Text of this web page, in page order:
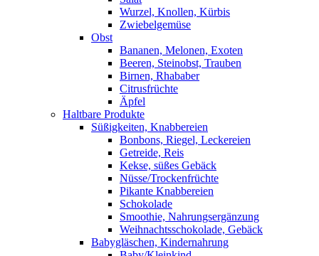
Wurzel, Knollen, Kürbis
Zwiebelgemüse
Obst
Bananen, Melonen, Exoten
Beeren, Steinobst, Trauben
Birnen, Rhababer
Citrusfrüchte
Äpfel
Haltbare Produkte
Süßigkeiten, Knabbereien
Bonbons, Riegel, Leckereien
Getreide, Reis
Kekse, süßes Gebäck
Nüsse/Trockenfrüchte
Pikante Knabbereien
Schokolade
Smoothie, Nahrungsergänzung
Weihnachtsschokolade, Gebäck
Babygläschen, Kindernahrung